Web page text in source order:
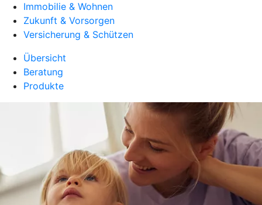
Immobilie & Wohnen
Zukunft & Vorsorgen
Versicherung & Schützen
Übersicht
Beratung
Produkte